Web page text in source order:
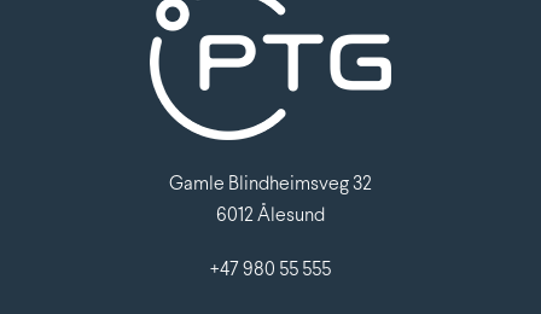
Gamle Blindheimsveg 32
6012 Ålesund
+47 980 55 555